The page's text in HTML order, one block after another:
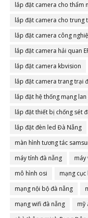
lắp đặt camera cho thẩm
lắp đặt camera cho trung
lắp đặt camera công
lắp đặt camera hải quan
lắp đặt camera kbvision
lắp đặt camera trang trại
lắp đặt hệ thống mạng
lắp đặt thiết bị chống sét
lắp đặt đèn led Đà Nẵng
màn hình tương tác
máy tính đà nẵng
máy
mô hình osi
mạng
mạng nội bộ đà nẵng
mạng wifi đà nẵng
mỹ